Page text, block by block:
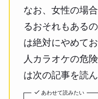
なお、女性の場
るおそれもある
は絶対にやめて
人カラオケの危
は次の記事を読
あわせて読みたい